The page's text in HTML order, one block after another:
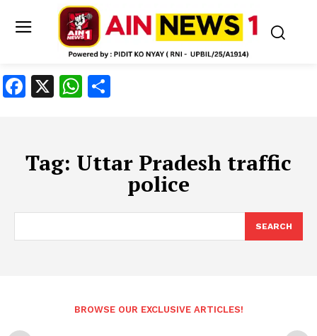
Facebook
X WhatsApp
Tag: Uttar Pradesh traffic
police
SEARCH
BROWSE OUR EXCLUSIVE ARTICLES!